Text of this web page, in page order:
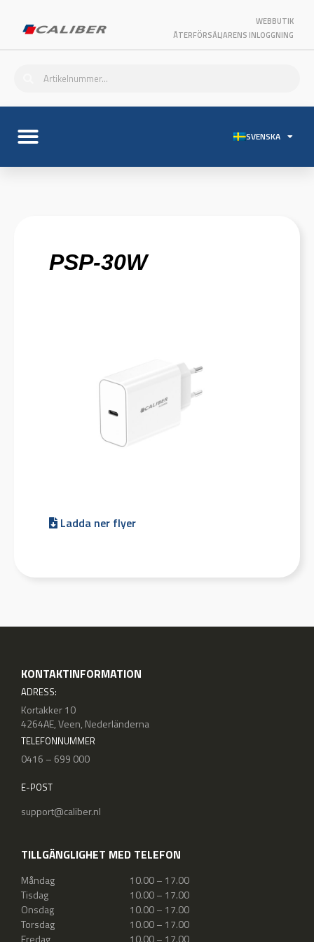
WEBBUTIK
ÅTERFÖRSÄLJARENS INLOGGNING
SVENSKA
PSP-30W
Ladda ner flyer
KONTAKTINFORMATION
ADRESS:
Kortakker 10
4264AE, Veen, Nederländerna
TELEFONNUMMER
0416 – 699 000
E-POST
support@caliber.nl
TILLGÄNGLIGHET MED TELEFON
Måndag
10.00 – 17.00
Tisdag
10.00 – 17.00
Onsdag
10.00 – 17.00
Torsdag
10.00 – 17.00
Fredag
10.00 – 17.00